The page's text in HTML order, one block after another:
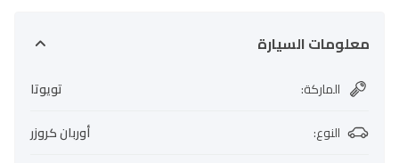
معلومات السيارة
الماركة:
تويوتا
النوع:
أوربان كروزر